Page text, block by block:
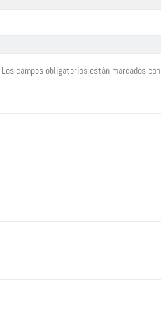
Los campos obligatorios están marcados con